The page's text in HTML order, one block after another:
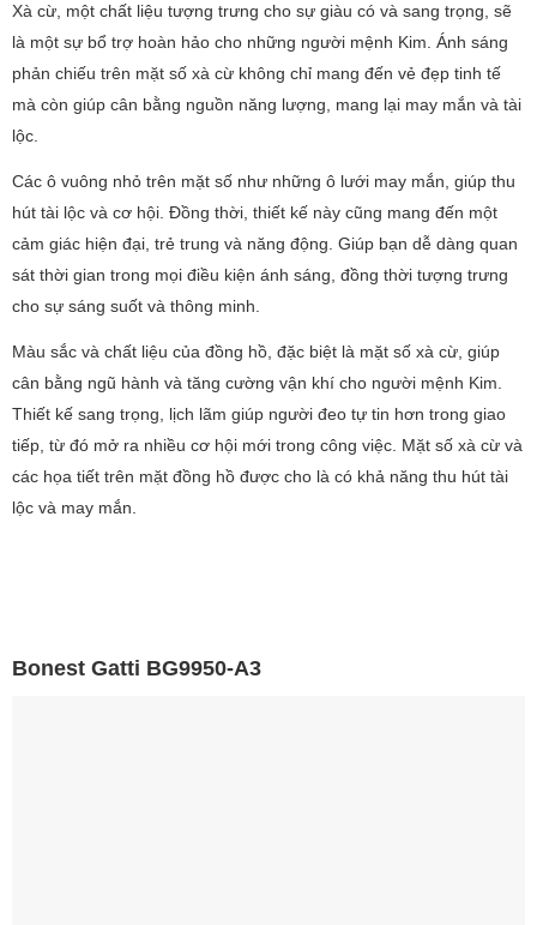
Xà cừ, một chất liệu tượng trưng cho sự giàu có và sang trọng, sẽ
là một sự bổ trợ hoàn hảo cho những người mệnh Kim. Ánh sáng
phản chiếu trên mặt số xà cừ không chỉ mang đến vẻ đẹp tinh tế
mà còn giúp cân bằng nguồn năng lượng, mang lại may mắn và tài
lộc.
Các ô vuông nhỏ trên mặt số như những ô lưới may mắn, giúp thu
hút tài lộc và cơ hội. Đồng thời, thiết kế này cũng mang đến một
cảm giác hiện đại, trẻ trung và năng động. Giúp bạn dễ dàng quan
sát thời gian trong mọi điều kiện ánh sáng, đồng thời tượng trưng
cho sự sáng suốt và thông minh.
Màu sắc và chất liệu của đồng hồ, đặc biệt là mặt số xà cừ, giúp
cân bằng ngũ hành và tăng cường vận khí cho người mệnh Kim.
Thiết kế sang trọng, lịch lãm giúp người đeo tự tin hơn trong giao
tiếp, từ đó mở ra nhiều cơ hội mới trong công việc. Mặt số xà cừ và
các họa tiết trên mặt đồng hồ được cho là có khả năng thu hút tài
lộc và may mắn.
Bonest Gatti BG9950-A3